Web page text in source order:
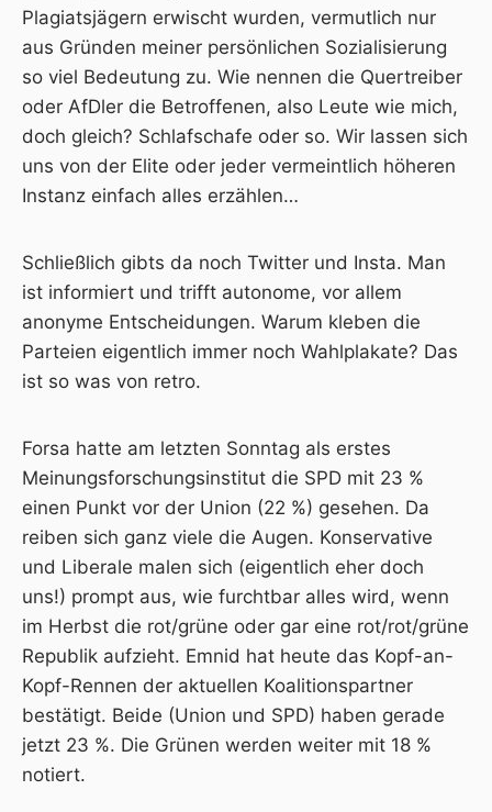
Plagiatsjägern erwischt wurden, vermutlich nur
aus Gründen meiner persönlichen Sozialisierung
so viel Bedeutung zu. Wie nennen die Quertreiber
oder AfDler die Betroffenen, also Leute wie mich,
doch gleich? Schlafschafe oder so. Wir lassen sich
uns von der Elite oder jeder vermeintlich höheren
Instanz einfach alles erzählen…
Schließlich gibts da noch Twitter und Insta. Man
ist informiert und trifft autonome, vor allem
anonyme Entscheidungen. Warum kleben die
Parteien eigentlich immer noch Wahlplakate? Das
ist so was von retro.
Forsa hatte am letzten Sonntag als erstes
Meinungsforschungsinstitut die SPD mit 23 %
einen Punkt vor der Union (22 %) gesehen. Da
reiben sich ganz viele die Augen. Konservative
und Liberale malen sich (eigentlich eher doch
uns!) prompt aus, wie furchtbar alles wird, wenn
im Herbst die rot/grüne oder gar eine rot/rot/grüne
Republik aufzieht. Emnid hat heute das Kopf-an-
Kopf-Rennen der aktuellen Koalitionspartner
bestätigt. Beide (Union und SPD) haben gerade
jetzt 23 %. Die Grünen werden weiter mit 18 %
notiert.